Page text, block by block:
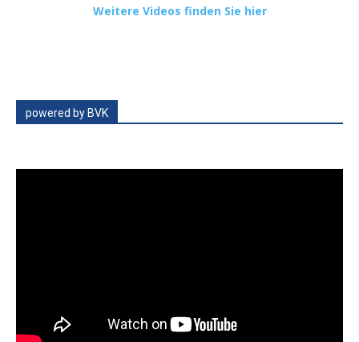
Weitere Videos finden Sie hier
powered by BVK